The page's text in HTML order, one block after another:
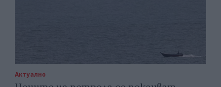
Актуално